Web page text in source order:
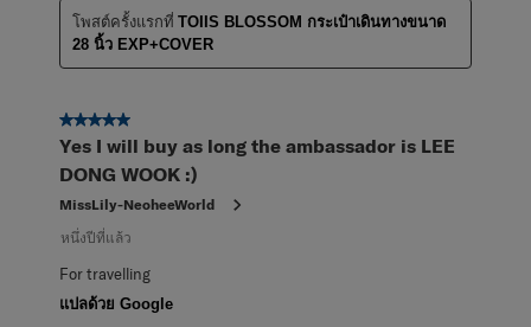
โพสต์ครั้งแรกที่ TOIIS BLOSSOM กระเป๋าเดินทางขนาด
28 นิ้ว EXP+COVER
5 จาก 5 ดาว
Yes I will buy as long the ambassador is LEE
DONG WOOK :)
MissLily-NeoheeWorld
หนึ่งปีที่แล้ว
For travelling
แปลด้วย Google